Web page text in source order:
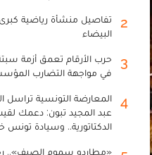
2
تفاصيل منشأة رياضية كبرى
البيضاء
3
حرب الأرقام تعمق أزمة
في مواجهة التضارب
4
المعارضة التونسية تراسل
عبد المجيد تبون: دعمك
الدكتاتورية.. وسيادة تونس
«مطارِدو سموم الصيف»..